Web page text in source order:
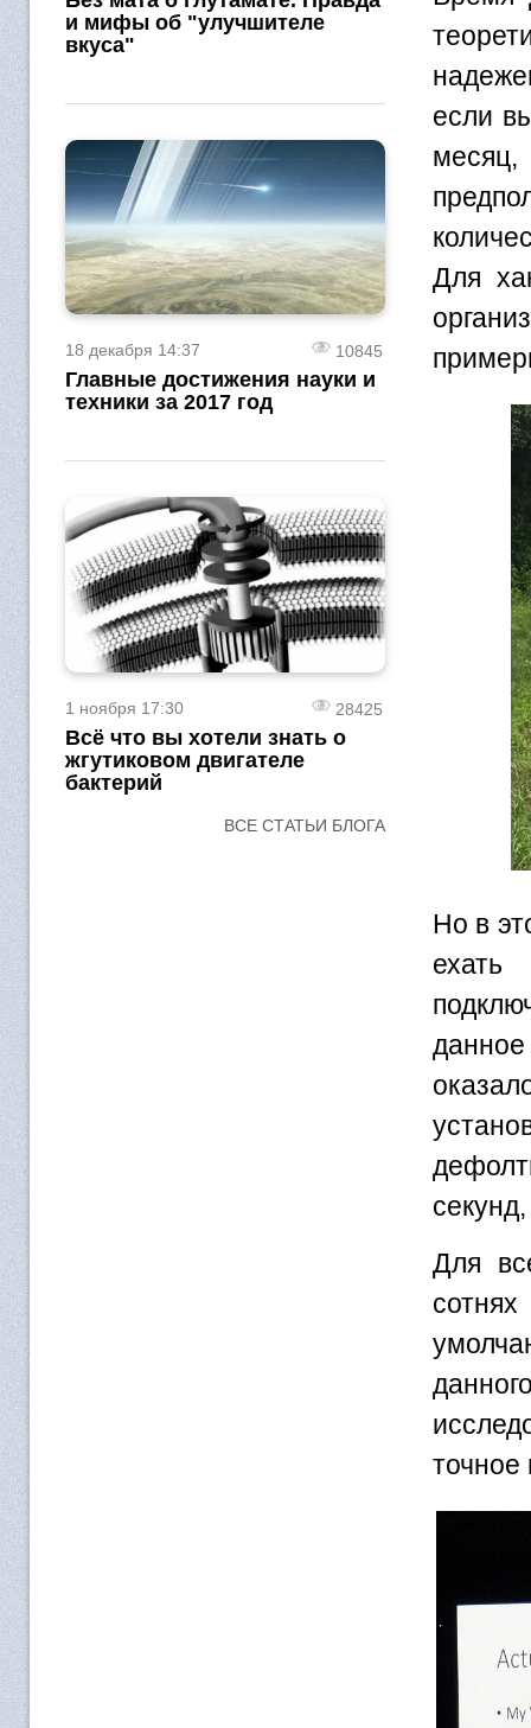
и мифы об "улучшителе
вкуса"
18 декабря 14:37 10845
Главные достижения науки и
техники за 2017 год
1 ноября 17:30 28425
Всё что вы хотели знать о
жгутиковом двигателе
бактерий
ВСЕ СТАТЬИ БЛОГА
если
Для
Но в
Для
точное